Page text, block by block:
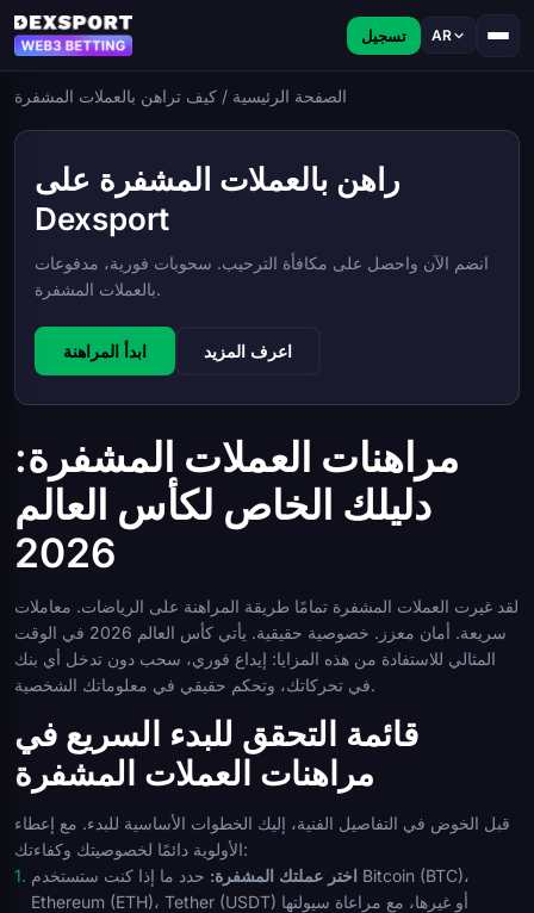
تسجيل AR
الصفحة الرئيسية / كيف تراهن بالعملات المشفرة
راهن بالعملات المشفرة على
Dexsport
انضم الآن واحصل على مكافأة الترحيب. سحوبات فورية، مدفوعات
بالعملات المشفرة.
ابدأ المراهنة اعرف المزيد
مراهنات العملات المشفرة:
دليلك الخاص لكأس العالم
2026
لقد غيرت العملات المشفرة تمامًا طريقة المراهنة على الرياضات. معاملات
سريعة. أمان معزز. خصوصية حقيقية. يأتي كأس العالم 2026 في الوقت
المثالي للاستفادة من هذه المزايا: إيداع فوري، سحب دون تدخل أي بنك
في تحركاتك، وتحكم حقيقي في معلوماتك الشخصية.
قائمة التحقق للبدء السريع في
مراهنات العملات المشفرة
قبل الخوض في التفاصيل الفنية، إليك الخطوات الأساسية للبدء. مع إعطاء
الأولوية دائمًا لخصوصيتك وكفاءتك:
اختر عملتك المشفرة: حدد ما إذا كنت ستستخدم Bitcoin (BTC)،
Ethereum (ETH)، Tether (USDT) أو غيرها، مع مراعاة سيولتها